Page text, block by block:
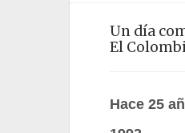
Un día
El
Hace 25